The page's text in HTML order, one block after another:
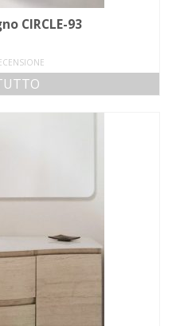
CIRCLE-93